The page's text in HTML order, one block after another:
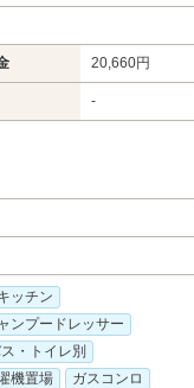
20,660円
-
ッチン
ンプードレッサー
・トイレ別
機置場
ガスコンロ